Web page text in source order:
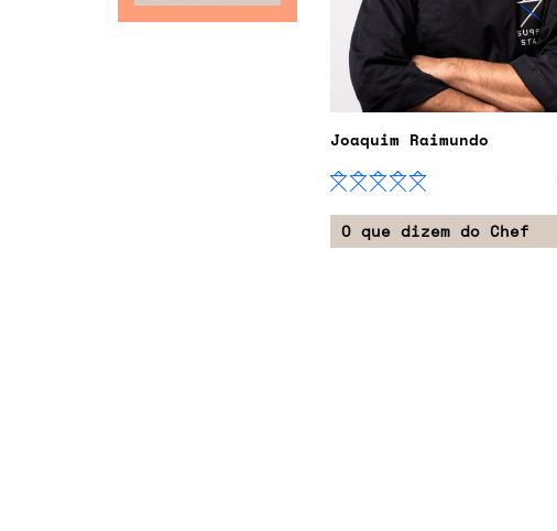
Joaquim Raimundo
O que dizem do Chef